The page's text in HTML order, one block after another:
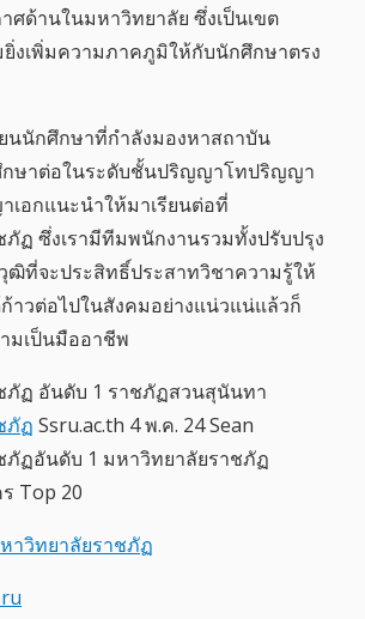
ศด้านในมหาวิทยาลัย ซึ่งเป็นเขต
งเพิ่มความภาคภูมิให้กับนักศึกษาตรง
นนักศึกษาที่กำลังมองหาสถาบัน
กษาต่อในระดับชั้นปริญญาโทปริญญา
อกแนะนำให้มาเรียนต่อที่
ฏ ซึ่งเรามีทีมพนักงานรวมทั้งปรับปรุง
ที่จะประสิทธิ์ประสาทวิชาความรู้ให้
าวต่อไปในสังคมอย่างแน่วแน่แล้วก็
มเป็นมืออาชีพ
ภัฏ อันดับ 1 ราชภัฏสวนสุนันทา
ภัฏ Ssru.ac.th 4 พ.ค. 24 Sean
ภัฏอันดับ 1 มหาวิทยาลัยราชภัฏ
Top 20
าวิทยาลัยราชภัฏ